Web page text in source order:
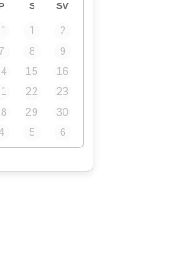
S SV
1
2
7 8
9
15
16
22
23
29
30
5 6